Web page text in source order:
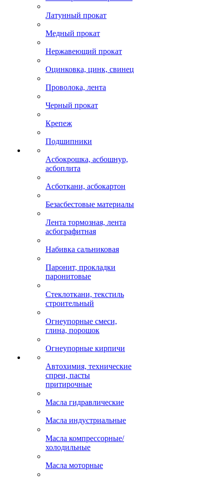
Латунный прокат
Медный прокат
Нержавеющий прокат
Оцинковка, цинк, свинец
Проволока, лента
Черный прокат
Крепеж
Подшипники
Асбокрошка, асбошнур,
асбоплита
Асботкани, асбокартон
Безасбестовые материалы
Лента тормозная, лента
асбографитная
Набивка сальниковая
Паронит, прокладки
паронитовые
Стеклоткани, текстиль
строительный
Огнеупорные смеси,
глина, порошок
Огнеупорные кирпичи
Автохимия, технические
спреи, пасты
притирочные
Масла гидравлические
Масла индустриальные
Масла компрессорные/
холодильные
Масла моторные